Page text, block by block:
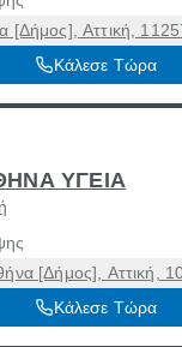
[Δήμος], Αττική,
Κάλεσε Τώρα
ΥΓΕΙΑ
[Δήμος], Αττική,
Κάλεσε Τώρα